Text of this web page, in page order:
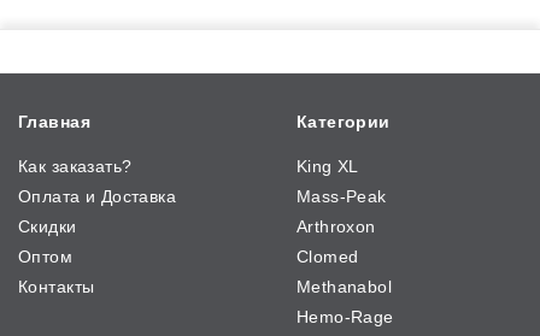
Главная
Как заказать?
Оплата и Доставка
Скидки
Оптом
Контакты
Категории
King XL
Mass-Peak
Arthroxon
Clomed
Methanabol
Hemo-Rage